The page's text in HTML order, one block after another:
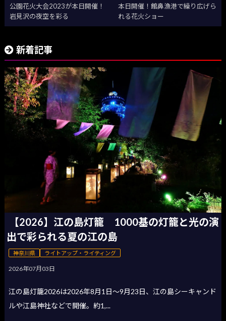
公園花火大会2023が本日開催！
岩見沢の夜空を彩る
本日開催！館鼻漁港で繰り広げら
れる花火ショー
新着記事
【2026】江の島灯籠 1000基の灯籠と光の演
出で彩られる夏の江の島
神奈川県 ライトアップ・ライティング
2026年07月03日
江の島灯籠2026は2026年8月1日〜9月23日、江の島シーキャンド
ルや江島神社などで開催。約1,...